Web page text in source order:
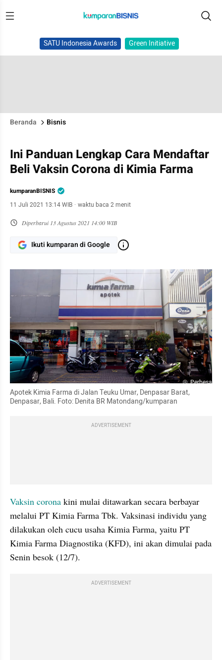
SATU Indonesia Awards Green Initiative
Beranda Bisnis
Ini Panduan Lengkap Cara Mendaftar
Beli Vaksin Corona di Kimia Farma
kumparanBISNIS
11 Juli 2021 13:14 WIB · waktu baca 2 menit
Diperbarui 13 Agustus 2021 14:00 WIB
Ikuti kumparan di Google
Perbesar
Apotek Kimia Farma di Jalan Teuku Umar, Denpasar Barat,
Denpasar, Bali. Foto: Denita BR Matondang/kumparan
ADVERTISEMENT
Vaksin corona kini mulai ditawarkan secara berbayar
melalui PT Kimia Farma Tbk. Vaksinasi individu yang
dilakukan oleh cucu usaha Kimia Farma, yaitu PT
Kimia Farma Diagnostika (KFD), ini akan dimulai pada
Senin besok (12/7).
ADVERTISEMENT